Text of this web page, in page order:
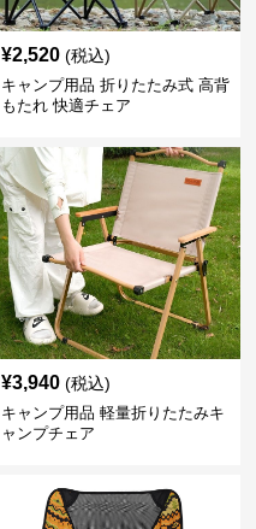
¥2,520 (税込)
キャンプ用品 折りたたみ式 高背
もたれ 快適チェア
¥3,940 (税込)
キャンプ用品 軽量折りたたみキ
ャンプチェア